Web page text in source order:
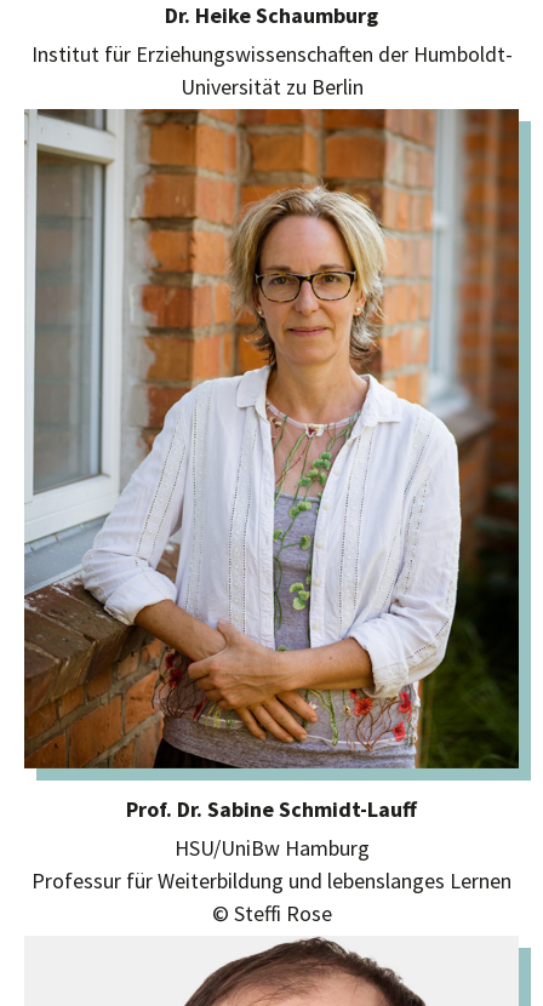
Dr. Heike Schaumburg
Institut für Erziehungswissenschaften der Humboldt-
Universität zu Berlin
Prof. Dr. Sabine Schmidt-Lauff
HSU/UniBw Hamburg
Professur für Weiterbildung und lebenslanges Lernen
© Steffi Rose